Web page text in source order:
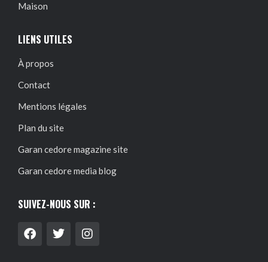
Maison
LIENS UTILES
À propos
Contact
Mentions légales
Plan du site
Garan cedore magazine site
Garan cedore media blog
SUIVEZ-NOUS SUR :